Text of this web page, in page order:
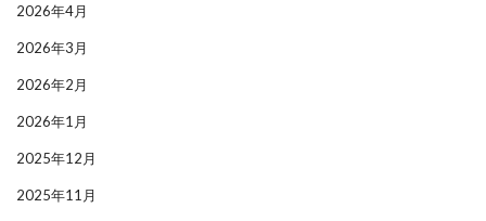
2026年4月
2026年3月
2026年2月
2026年1月
2025年12月
2025年11月